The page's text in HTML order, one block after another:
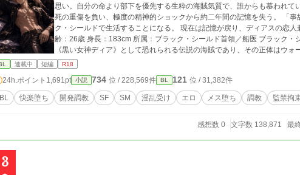
思い。自分の命より部下を優先する生粋の海賊気質で、誰からも慕われて
死の重傷を負い、極度の精神的ショックから約二年間の記憶を失う。 「
ク・シールドで生活することになる。 現在は記憶が戻り、ディアスの恋人兼右腕 ⸻ ■ディアス・レイフス 年
齢：26歳 身長：183cm 所属：ブラック・シールド首領／船医 ブラック・シールドを率いる若き支配者。 銀河では
《黒い女神ディア》として恐れられる伝説の海賊であり、その正体はウ
リエル）》。 類まれな美貌と卓越した頭脳を持ち、戦場では一切の情を見せない冷酷な支配者。 一方で医師として
抱え、その面影を持つマイトへ異常な執着を抱く。 当初は「失った存在の代用品」として手に入れようとしていた
が、日々の中で少しずつ本物の恋心と支配欲に変わっていく。 ⸻ ■ジェイス 年齢：31歳 身長：180cm 所属：
エブラハム・ロジャー 現船長 赤髪が印象的なマイトの幼なじみ。 幼い頃から共に育ち、先代亡き後も右腕として
連載中 短編 R18
24h.ポイント 1,691pt 小説 734 位 / 228,569件 BL 121 位 / 31,382件
BL 快楽堕ち 開発調教 SF SM 淫乱受け エロ メス堕ち 調教 監禁拘
感想数 0 文字数 138,871 最
3